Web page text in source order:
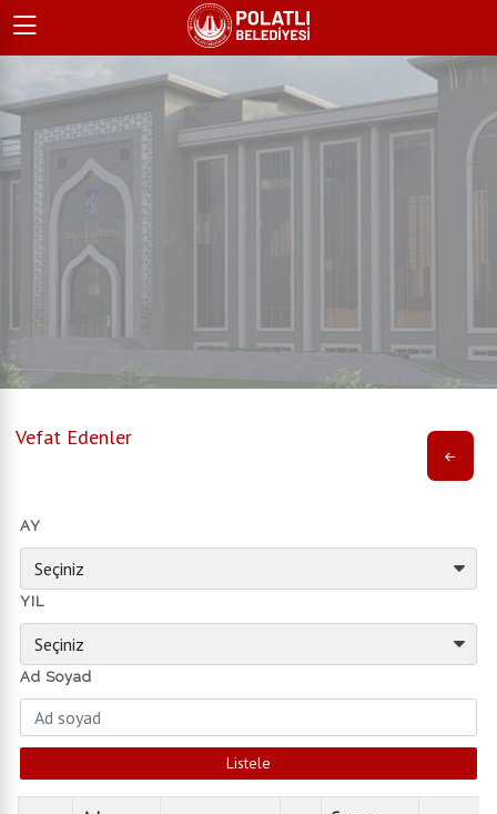
Vefat Edenler
AY
YIL
Ad Soyad